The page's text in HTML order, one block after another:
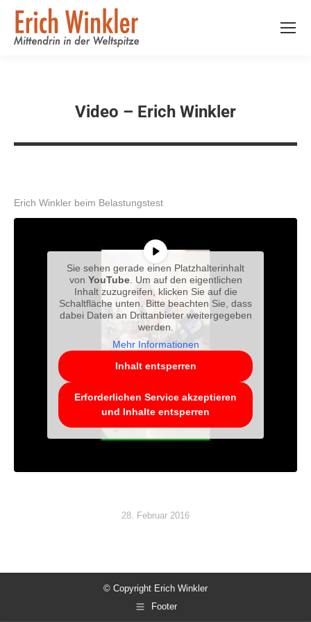
Video – Erich Winkler
Erich Winkler beim Belastungstest
Sie sehen gerade einen Platzhalterinhalt
von YouTube. Um auf den eigentlichen
Inhalt zuzugreifen, klicken Sie auf die
Schaltfläche unten. Bitte beachten Sie, dass
dabei Daten an Drittanbieter weitergegeben
werden.
Mehr Informationen
Inhalt entsperren
Erforderlichen Service akzeptieren
und Inhalte entsperren
28. Februar 2016
© Copyright Erich Winkler
Footer